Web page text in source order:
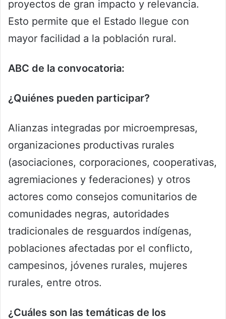
proyectos de gran impacto y relevancia.
Esto permite que el Estado llegue con
mayor facilidad a la población rural.
ABC de la convocatoria:
¿Quiénes pueden participar?
Alianzas integradas por microempresas,
organizaciones productivas rurales
(asociaciones, corporaciones, cooperativas,
agremiaciones y federaciones) y otros
actores como consejos comunitarios de
comunidades negras, autoridades
tradicionales de resguardos indígenas,
poblaciones afectadas por el conflicto,
campesinos, jóvenes rurales, mujeres
rurales, entre otros.
¿Cuáles son las temáticas de los